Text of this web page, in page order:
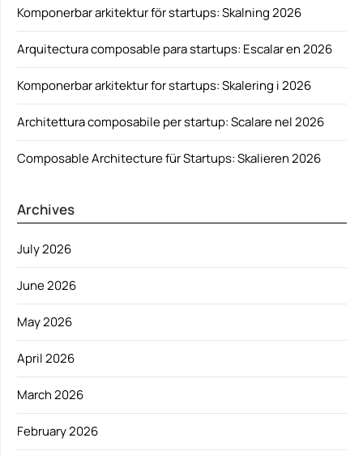
Komponerbar arkitektur för startups: Skalning 2026
Arquitectura composable para startups: Escalar en 2026
Komponerbar arkitektur for startups: Skalering i 2026
Architettura composabile per startup: Scalare nel 2026
Composable Architecture für Startups: Skalieren 2026
Archives
July 2026
June 2026
May 2026
April 2026
March 2026
February 2026